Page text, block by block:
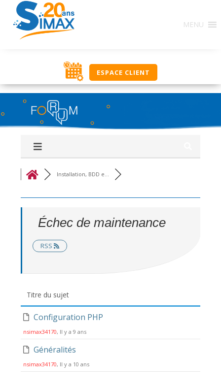
MENU
ESPACE CLIENT
Base de Connaissances : Ce regroupement de forums
constitue une source d’informations en rapport avec
l’utilisation des solutions SIMAX. Ici, classés par
réponses, procédures, savoir-faire pour vous aider
dans votre utilisation journalière. Si vous ne trouvez
pas une réponse à votre recherche, utilisez le groupe
‘Q&R Procédure et Dépannage’ pour poser votre
question. Bonne découverte, l’équipe NOUT.
Installation, BDD e...
Échec de maintenance
RSS
Titre du sujet
Configuration PHP
nsimax34170, Il y a 9 ans
Généralités
nsimax34170, Il y a 10 ans